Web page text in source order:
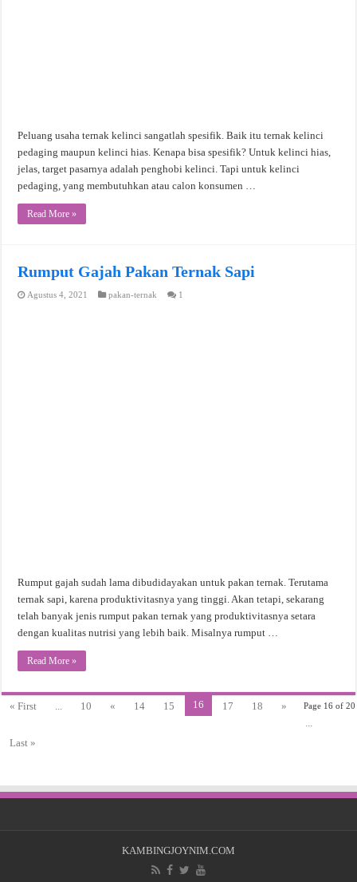
Peluang usaha ternak kelinci sangatlah spesifik. Baik itu ternak kelinci
pedaging maupun kelinci hias. Kenapa bisa spesifik? Untuk kelinci hias,
jelas, target pasarnya adalah penghobi kelinci. Tapi untuk kelinci
pedaging, yang membutuhkan atau calon konsumen …
Read More »
Rumput Gajah Pakan Ternak Sapi
Agustus 4, 2021 pakan-ternak 1
Rumput gajah sudah lama dibudidayakan untuk pakan ternak. Terutama
ternak sapi, karena produktivitasnya yang tinggi. Akan tetapi, sekarang
telah banyak jenis rumput pakan ternak yang produktivitasnya setara
dengan kualitas nutrisi yang lebih baik. Misalnya rumput …
Read More »
Page 16 of 20
« First ... 10 « 14 15 16 17 18
»
...
Last »
KAMBINGJOYNIM.COM